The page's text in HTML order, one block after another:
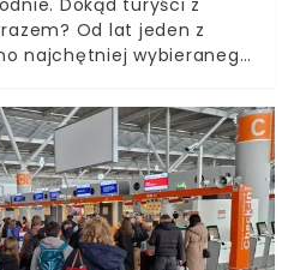
Od lat jeden z
najchętniej wybieranego
przyjrzeć się analitycy
turystów na
z lotniska w Warszawie,
29 marca jest
dniem na początek
będziemy